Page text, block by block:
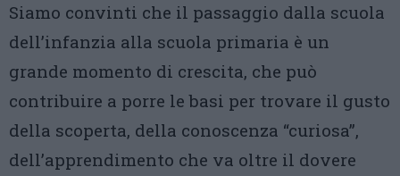
Siamo convinti che il passaggio dalla scuola
dell’infanzia alla scuola primaria è un
grande momento di crescita, che può
contribuire a porre le basi per trovare il gusto
della scoperta, della conoscenza “curiosa”,
dell’apprendimento che va oltre il dovere